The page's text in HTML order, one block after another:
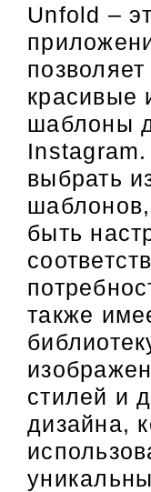
Unfold –
красивые
шаблоны
выбрать
быть
также
стилей и
дизайна,